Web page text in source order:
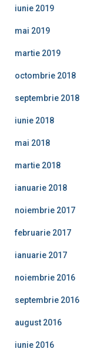
iunie 2019
mai 2019
martie 2019
octombrie 2018
septembrie 2018
iunie 2018
mai 2018
martie 2018
ianuarie 2018
noiembrie 2017
februarie 2017
ianuarie 2017
noiembrie 2016
septembrie 2016
august 2016
iunie 2016